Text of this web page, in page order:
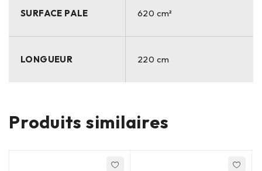
SURFACE PALE 620 cm²
LONGUEUR 220 cm
Produits similaires